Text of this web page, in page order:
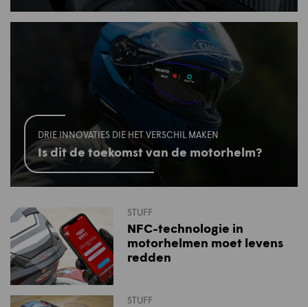
DRIE INNOVATIES DIE HET VERSCHIL MAKEN
Is dit de toekomst van de motorhelm?
STUFF
NFC-technologie in
motorhelmen moet levens
redden
STUFF